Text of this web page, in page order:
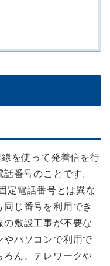
を使って発着信を行
番号のことです。
定電話番号とは異な
じ番号を利用でき
の敷設工事が不要な
やパソコンで利用で
ろん、テレワークや